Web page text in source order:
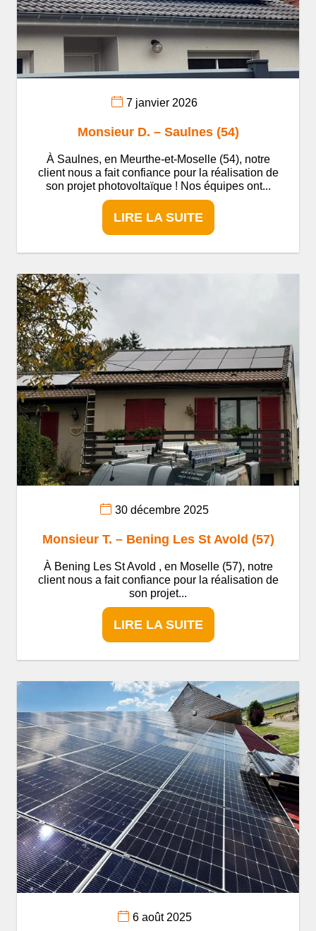
7 janvier 2026
Monsieur D. – Saulnes (54)
À Saulnes, en Meurthe-et-Moselle (54), notre
client nous a fait confiance pour la réalisation de
son projet photovoltaïque ! Nos équipes ont...
LIRE LA SUITE
30 décembre 2025
Monsieur T. – Bening Les St Avold (57)
À Bening Les St Avold , en Moselle (57), notre
client nous a fait confiance pour la réalisation de
son projet...
LIRE LA SUITE
6 août 2025